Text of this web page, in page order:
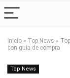
Inicio » Top News »
con guía de compra
Top News